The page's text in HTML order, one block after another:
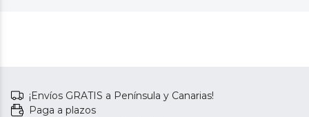
¡Envíos GRATIS a Península y Canarias!
Paga a plazos